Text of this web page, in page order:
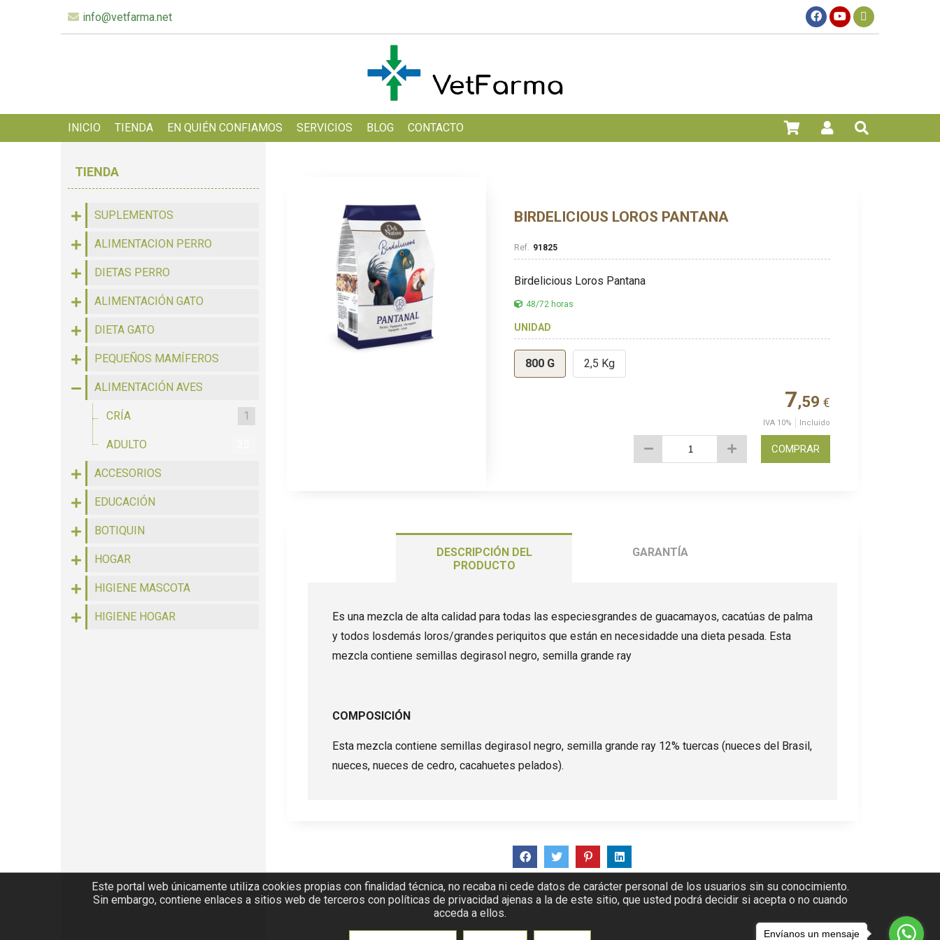
info@vetfarma.net
INICIO TIENDA EN QUIÉN CONFIAMOS SERVICIOS BLOG CONTACTO
TIENDA
SUPLEMENTOS
ALIMENTACION PERRO
DIETAS PERRO
ALIMENTACIÓN GATO
DIETA GATO
PEQUEÑOS MAMÍFEROS
ALIMENTACIÓN AVES
CRÍA 1
ADULTO
ACCESORIOS
EDUCACIÓN
BOTIQUIN
HOGAR
HIGIENE MASCOTA
HIGIENE HOGAR
BIRDELICIOUS LOROS PANTANA
91825
Birdelicious Loros Pantana
48/72 horas
UNIDAD
800 G 2,5 Kg
7,59 €
IVA 10% Incluido
COMPRAR
DESCRIPCIÓN DEL
PRODUCTO
GARANTÍA
Es una mezcla de alta calidad para todas las especiesgrandes de guacamayos, cacatúas de palma
y todos losdemás loros/grandes periquitos que están en necesidadde una dieta pesada. Esta
mezcla contiene semillas degirasol negro, semilla grande ray
COMPOSICIÓN
Esta mezcla contiene semillas degirasol negro, semilla grande ray 12% tuercas (nueces del Brasil,
nueces, nueces de cedro, cacahuetes pelados).
Este portal web únicamente utiliza cookies propias con finalidad técnica, no recaba ni cede datos de carácter personal de los usuarios sin su conocimiento.
Sin embargo, contiene enlaces a sitios web de terceros con políticas de privacidad ajenas a la de este sitio, que usted podrá decidir si acepta o no cuando
acceda a ellos.
Envíanos un mensaje